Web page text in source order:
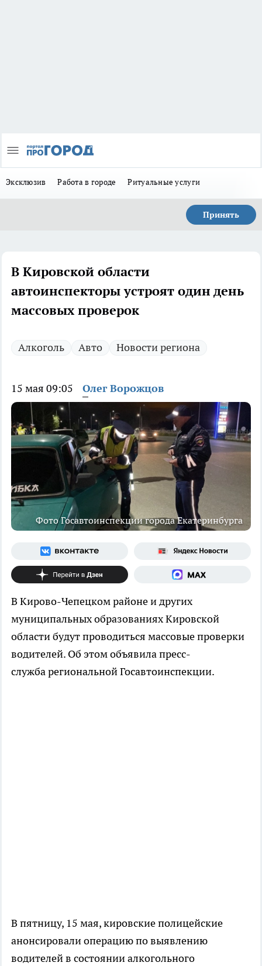
Эксклюзив Работа в городе Ритуальные услуги
Принять
В Кировской области
автоинспекторы устроят один день
массовых проверок
Алкоголь Авто Новости региона
15 мая 09:05 Олег Ворожцов
Фото Госавтоинспекции города Екатеринбурга
В Кирово-Чепецком районе и других
муниципальных образованиях Кировской
области будут проводиться массовые проверки
водителей. Об этом объявила пресс-
служба региональной Госавтоинспекции.
В пятницу, 15 мая, кировские полицейские
анонсировали операцию по выявлению
водителей в состоянии алкогольного